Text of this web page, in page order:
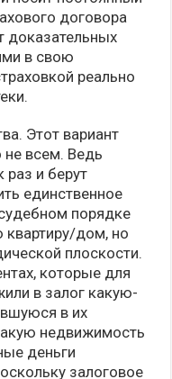
договора
доказательных
в свою
реально
Этот вариант
не всем. Ведь
раз и берут
единственное
порядке
квартиру/дом, но
плоскости.
которые для
в залог какую-
в их
недвижимость
деньги
залоговое